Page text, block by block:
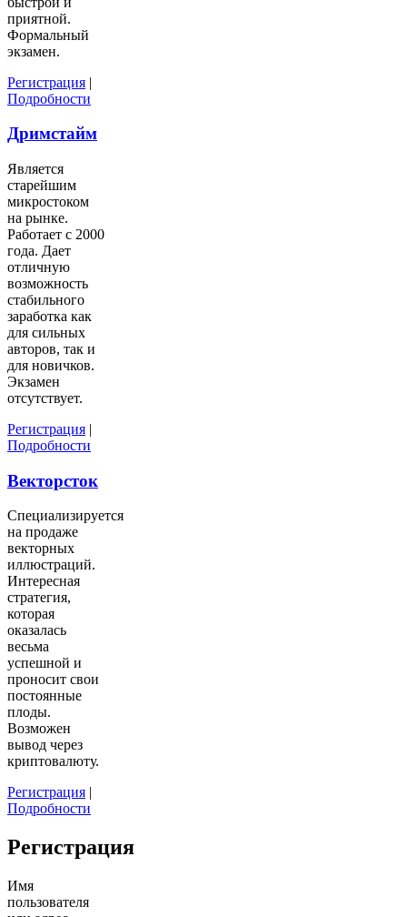
приятной.
Формальный
экзамен.
Регистрация |
Подробности
Дримстайм
Является
старейшим
микростоком
на рынке.
Работает с 2000
года. Дает
отличную
возможность
стабильного
заработка как
для сильных
авторов, так и
для новичков.
Экзамен
отсутствует.
Регистрация |
Подробности
Векторсток
Специализируется
на продаже
векторных
иллюстраций.
Интересная
стратегия,
которая
оказалась
весьма
успешной и
проносит свои
постоянные
плоды.
Возможен
вывод через
криптовалюту.
Регистрация |
Подробности
Регистрация
Имя
пользователя